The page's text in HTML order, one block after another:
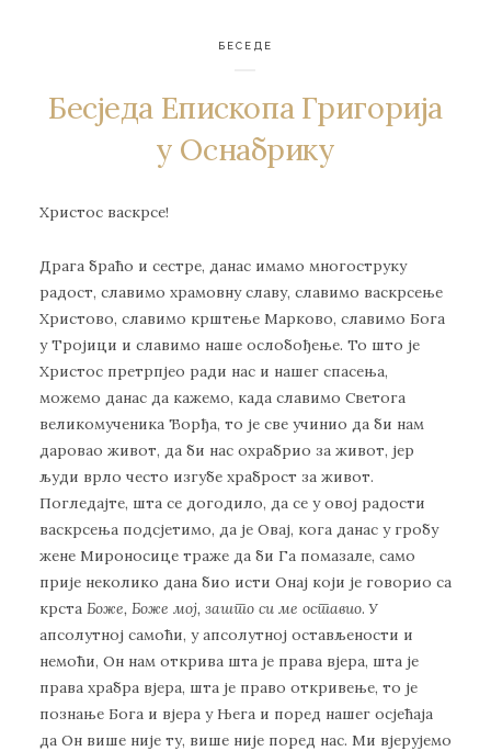
БЕСЕДЕ
Бесједа Епископа Григорија
у Оснабрику
Христос васкрсе!
Драга браћо и сестре, данас имамо многоструку
радост, славимо храмовну славу, славимо васкрсење
Христово, славимо крштење Марково, славимо Бога
у Тројици и славимо наше ослобођење. То што је
Христос претрпјео ради нас и нашег спасења,
можемо данас да кажемо, када славимо Светога
великомученика Ђорђа, то је све учинио да би нам
даровао живот, да би нас охрабрио за живот, јер
људи врло често изгубе храброст за живот.
Погледајте, шта се догодило, да се у овој радости
васкрсења подсјетимо, да је Овај, кога данас у гробу
жене Мироносице траже да би Га помазале, само
прије неколико дана био исти Онај који је говорио са
крста Боже, Боже мој, зашто си ме оставио. У
апсолутној самоћи, у апсолутној остављености и
немоћи, Он нам открива шта је права вјера, шта је
права храбра вјера, шта је право откривење, то је
познање Бога и вјера у Њега и поред нашег осјећаја
да Он више није ту, више није поред нас. Ми вјерујемо